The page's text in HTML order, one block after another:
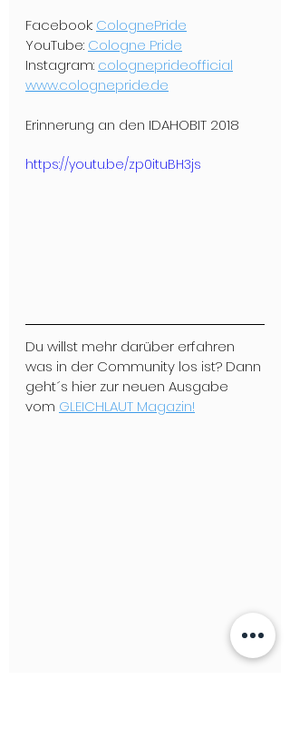
Facebook: ColognePride
YouTube: Cologne Pride
Instagram: cologneprideofficial
www.colognepride.de
Erinnerung an den IDAHOBIT 2018
https://youtu.be/zp0ituBH3js
Du willst mehr darüber erfahren
was in der Community los ist? Dann
geht´s hier zur neuen Ausgabe
vom GLEICHLAUT Magazin!